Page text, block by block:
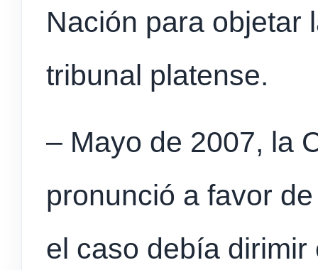
Nación para objetar
tribunal platense.
– Mayo de 2007, la
pronunció a favor
el caso debía